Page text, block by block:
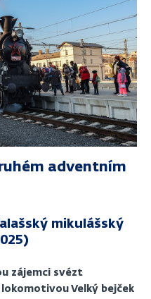
adventním
mikulášský
zájemci svézt
Velký bejček